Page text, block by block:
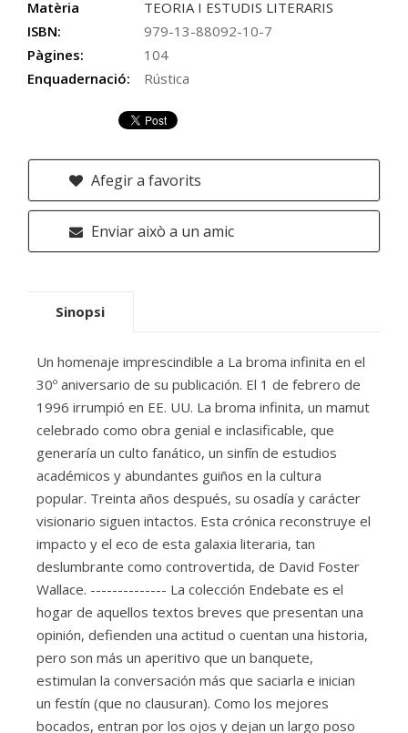
Matèria
TEORIA I ESTUDIS LITERARIS
ISBN:
979-13-88092-10-7
Pàgines:
104
Enquadernació:
Rústica
Afegir a favorits
Enviar això a un amic
Sinopsi
Un homenaje imprescindible a La broma infinita en el
30º aniversario de su publicación. El 1 de febrero de
1996 irrumpió en EE. UU. La broma infinita, un mamut
celebrado como obra genial e inclasificable, que
generaría un culto fanático, un sinfín de estudios
académicos y abundantes guiños en la cultura
popular. Treinta años después, su osadía y carácter
visionario siguen intactos. Esta crónica reconstruye el
impacto y el eco de esta galaxia literaria, tan
deslumbrante como controvertida, de David Foster
Wallace. -------------- La colección Endebate es el
hogar de aquellos textos breves que presentan una
opinión, defienden una actitud o cuentan una historia,
pero son más un aperitivo que un banquete,
estimulan la conversación más que saciarla e inician
un festín (que no clausuran). Como los mejores
bocados, entran por los ojos y dejan un largo poso